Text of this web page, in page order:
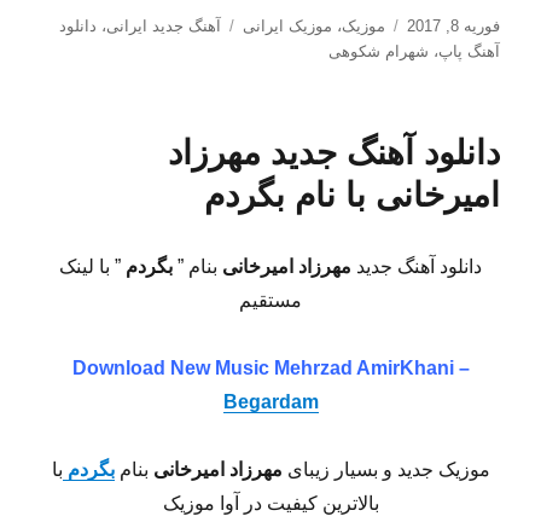
ارسال
شده
فوریه 8, 2017 دسته‌ها
موزیک، موزیک ایرانی برچسب‌ها
آهنگ جدید ایرانی، دانلود
آهنگ پاپ، شهرام شکوهی
دانلود آهنگ جدید مهرزاد
امیرخانی با نام بگردم
دانلود آهنگ جدید مهرزاد امیرخانی بنام ” بگردم ” با لینک
مستقیم
Download New MusicMehrzad AmirKhani –
Begardam
موزیک جدید و بسیار زیبای مهرزاد امیرخانی بنام بگردم با
بالاترین کیفیت در آوا موزیک